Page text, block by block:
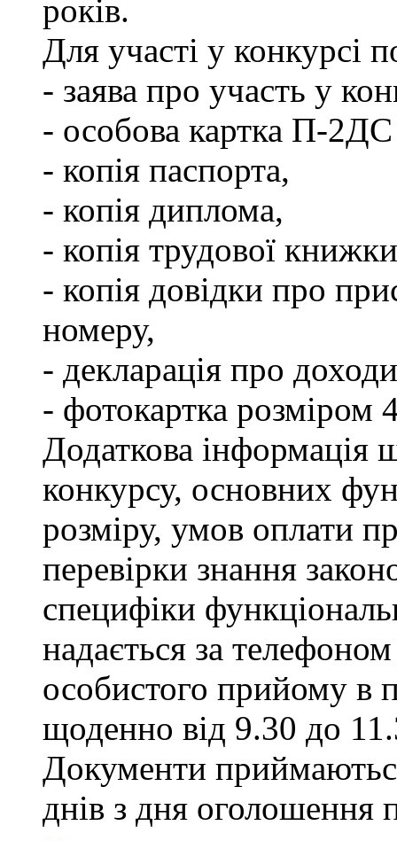
років.
Для участі у конкурсі
- заява про участь у
- особова картка П-
- копія паспорта,
- копія диплома,
- копія трудової
- копія довідки про
номеру,
- декларація про
- фотокартка розміром
Додаткова інформація
конкурсу, основних
розміру, умов оплати
перевірки знання
специфіки
надається за
особистого прийому в
щоденно від 9.30 до
Документи
днів з дня оголошення